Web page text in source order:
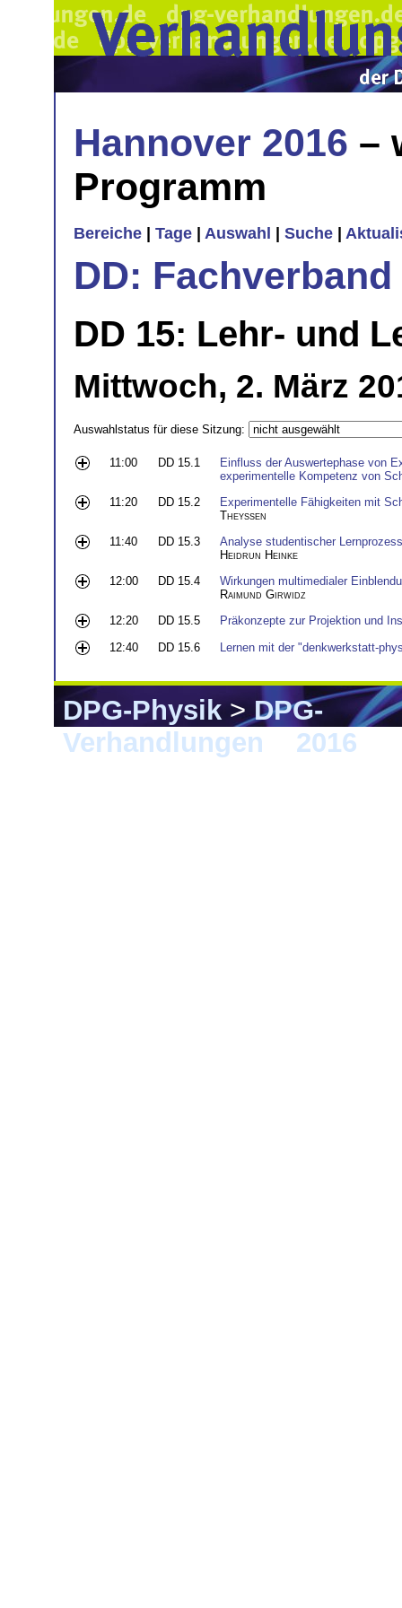
Hannover 2016 –
Programm
Bereiche Tage Auswahl Suche
DD:
DD 15: Lehr- und
Mittwoch, 2. März
Auswahlstatus für diese Sitzung:
11:00 DD 15.1
Einfluss der Auswertephase von
experimentelle Kompetenz von
11:20
DD 15.2
Experimentelle Fähigkeiten mit
Theyßen
11:40
DD 15.3
Analyse studentischer
Heidrun Heinke
12:00
DD 15.4
Wirkungen multimedialer
Raimund Girwidz
12:20
DD 15.5
Präkonzepte zur Projektion und
12:40
DD 15.6 Lernen mit der "denkwerkstatt-
DPG-Physik>DPG-
Verhandlungen
2016